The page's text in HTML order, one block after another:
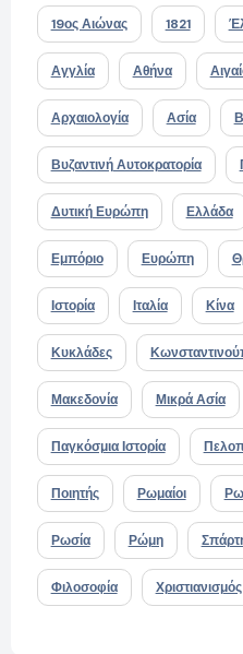
19ος Αιώνας 1821
Αγγλία Αθήνα
Αρχαιολογία Ασία
Βυζαντινή Αυτοκρατορία
Δυτική Ευρώπη Ελλάδα
Εμπόριο Ευρώπη
Ιστορία Ιταλία Κίνα
Κυκλάδες
Μακεδονία Μικρά Ασία
Παγκόσμια Ιστορία
Ποιητής Ρωμαίοι
Ρωσία Ρώμη
Φιλοσοφία Χριστιανισμός